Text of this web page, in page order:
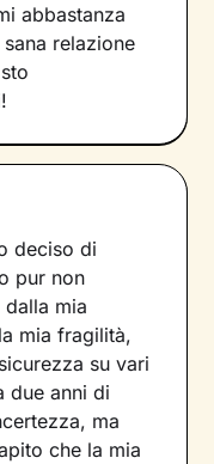
abbastanza
relazione
deciso di
pur non
mia
mia fragilità,
su vari
due anni di
ma
che la mia